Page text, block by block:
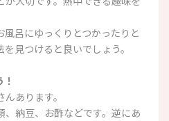
呂にゆっくりとつかったりと
見つけると良いでしょう。
あります。
納豆、お酢などです。逆にあ